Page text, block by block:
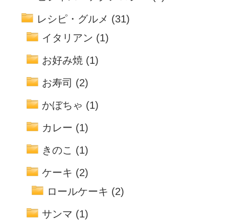
レシピ・グルメ (31)
イタリアン (1)
お好み焼 (1)
お寿司 (2)
かぼちゃ (1)
カレー (1)
きのこ (1)
ケーキ (2)
ロールケーキ (2)
サンマ (1)